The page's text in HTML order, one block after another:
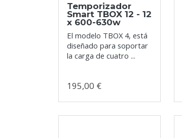
Temporizador
Smart TBOX 12 - 12
x 600-630w
El modelo TBOX 4, está
diseñado para soportar
la carga de cuatro ...
195,00 €